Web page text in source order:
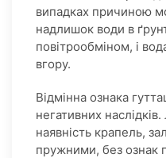
випадках причиною
надлишок води в
повітрообміном, і
вгору.
Відмінна ознака
негативних
наявність крапель,
пружними, без ознак